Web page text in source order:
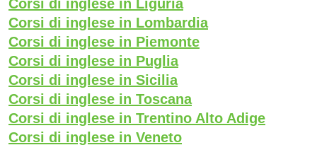
Corsi di inglese in Liguria
Corsi di inglese in Lombardia
Corsi di inglese in Piemonte
Corsi di inglese in Puglia
Corsi di inglese in Sicilia
Corsi di inglese in Toscana
Corsi di inglese in Trentino Alto Adige
Corsi di inglese in Veneto